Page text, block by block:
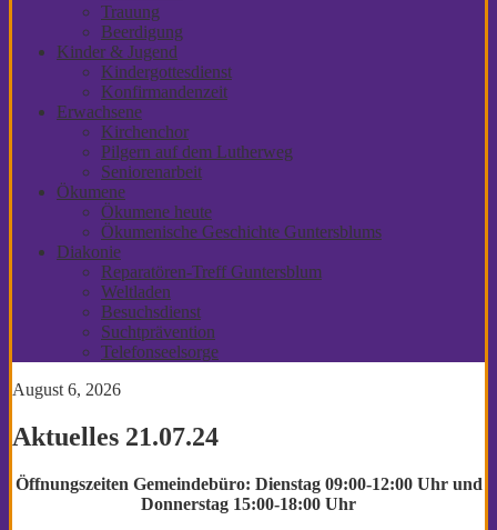
Trauung
Beerdigung
Kinder & Jugend
Kindergottesdienst
Konfirmandenzeit
Erwachsene
Kirchenchor
Pilgern auf dem Lutherweg
Seniorenarbeit
Ökumene
Ökumene heute
Ökumenische Geschichte Guntersblums
Diakonie
Reparatören-Treff Guntersblum
Weltladen
Besuchsdienst
Suchtprävention
Telefonseelsorge
August 6, 2026
Aktuelles 21.07.24
Öffnungszeiten Gemeindebüro: Dienstag 09:00-12:00 Uhr und
Donnerstag 15:00-18:00 Uhr